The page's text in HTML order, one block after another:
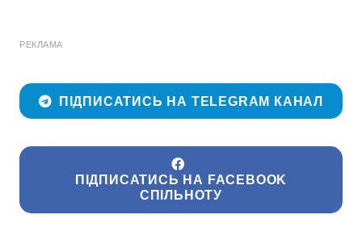
РЕКЛАМА
ПІДПИСАТИСЬ НА TELEGRAM КАНАЛ
ПІДПИСАТИСЬ НА FACEBOOK
СПІЛЬНОТУ